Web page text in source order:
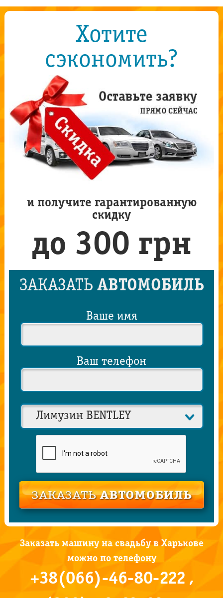
Хотите
сэкономить?
и получите гарантированную
скидку
до 300 грн
ЗАКАЗАТЬ АВТОМОБИЛЬ
Ваше имя
Ваш телефон
Заказать машину на свадьбу в Харькове
можно по телефону
+38(066)-46-80-222 ,